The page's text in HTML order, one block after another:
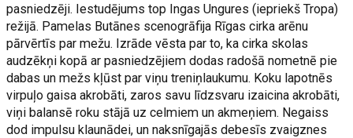
pasniedzēji. Iestudējums top Ingas Ungures (iepriekš Tropa)
režijā. Pamelas Butānes scenogrāfija Rīgas cirka arēnu
pārvērtīs par mežu. Izrāde vēsta par to, ka cirka skolas
audzēkņi kopā ar pasniedzējiem dodas radošā nometnē pie
dabas un mežs kļūst par viņu treniņlaukumu. Koku lapotnēs
virpuļo gaisa akrobāti, zaros savu līdzsvaru izaicina akrobāti,
viņi balansē roku stājā uz celmiem un akmeņiem. Negaiss
dod impulsu klaunādei, un naksnīgajās debesīs zvaigznes